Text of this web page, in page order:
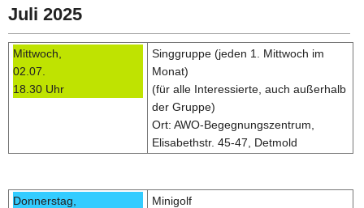
Juli 2025
Mittwoch,
02.07.
18.30 Uhr
Singgruppe (jeden 1. Mittwoch im
Monat)
(für alle Interessierte, auch außerhalb
der Gruppe)
Ort: AWO-Begegnungszentrum,
Elisabethstr. 45-47, Detmold
Donnerstag,
Minigolf